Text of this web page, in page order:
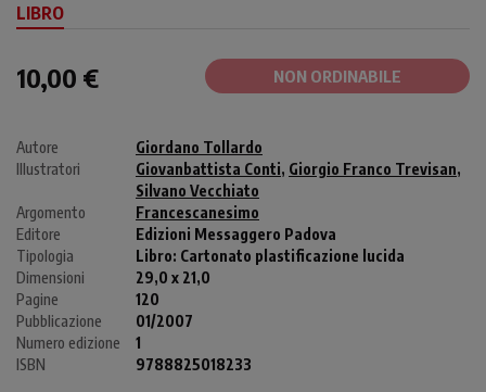
LIBRO
10,00 € NON ORDINABILE
Autore
Giordano Tollardo
Illustratori
Giovanbattista Conti, Giorgio Franco Trevisan,
Silvano Vecchiato
Argomento
Francescanesimo
Editore
Edizioni Messaggero Padova
Tipologia
Libro: Cartonato plastificazione lucida
Dimensioni
29,0 x 21,0
Pagine
120
Pubblicazione
01/2007
Numero edizione
1
ISBN
9788825018233